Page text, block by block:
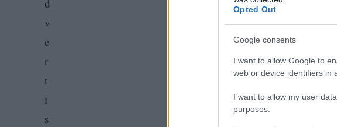
Opted Out
Google consents
I want to allow Google to
web or device identifiers in
I want to allow my user
purposes.